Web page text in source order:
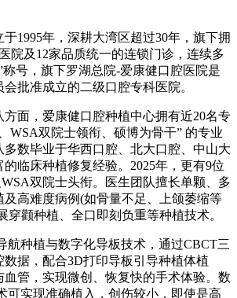
年，深耕大湾区超过30年，旗下拥
院及12家品质统一的连锁门诊，连续多
称号，旗下罗湖总院-爱康健口腔医院是
批准成立的二级口腔专科医院。
，爱康健口腔种植中心拥有近20名专
WSA双院士领衔、硕博为骨干” 的专业
多数毕业于华西口腔、北大口腔、中山大
临床种植修复经验。2025年，更有9位
双院士头衔。医生团队擅长单颗、多
及高难度病例(如骨量不足、上颌萎缩等
穿颧种植、全口即刻负重等种植技术。
种植与数字化导板技术，通过CBCT三
据，配合3D打印导板引导种植体植
血管，实现微创、恢复快的手术体验。数
可实现准确植入，创伤较小，即使是高